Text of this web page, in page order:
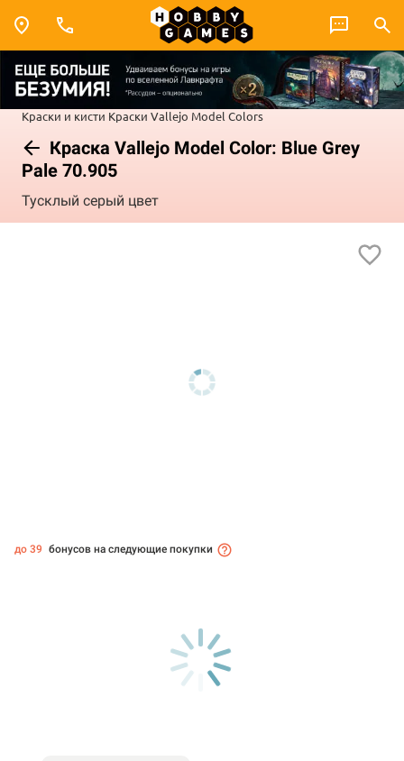
Краски и кисти Краски Vallejo Model Colors
Краска Vallejo Model Color: Blue Grey
Pale 70.905
Тусклый серый цвет
до 39 бонусов на следующие покупки